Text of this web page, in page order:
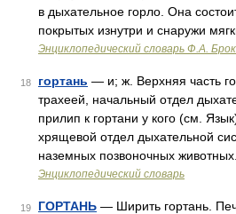
в дыхательное горло. Она
покрытых изнутри и снаружи
Энциклопедический словарь Ф.А.
18 гортань — и; ж. Верхняя часть
трахеей, начальный отдел
прилип к гортани у кого (см.
хрящевой отдел дыхательной
наземных позвоночных
Энциклопедический словарь
19 ГОРТАНЬ — Ширить гортань.